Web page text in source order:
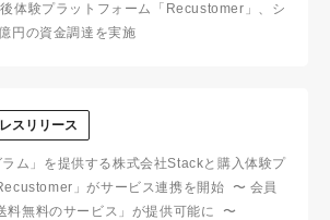
体験プラットフォーム「Recustomer」、シ
円の資金調達を実施
スリリース
ラム」を提供する株式会社Stackと購入体験プ
」がサービス連携を開始 〜 会員
料無料のサービス」が提供可能に 〜